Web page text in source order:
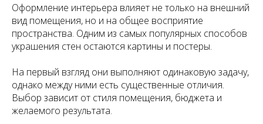
Оформление интерьера влияет не только на внешний
вид помещения, но и на общее восприятие
пространства. Одним из самых популярных способов
украшения стен остаются картины и постеры.
На первый взгляд они выполняют одинаковую задачу,
однако между ними есть существенные отличия.
Выбор зависит от стиля помещения, бюджета и
желаемого результата.